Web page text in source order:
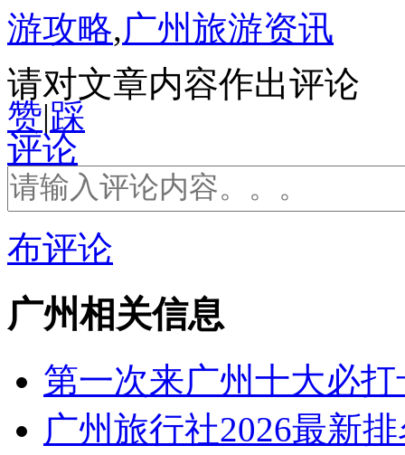
游攻略,广州旅游资讯
请对文章内容作出评论
赞|踩
评论
布评论
广州相关信息
第一次来广州十大必
广州旅行社2026最新